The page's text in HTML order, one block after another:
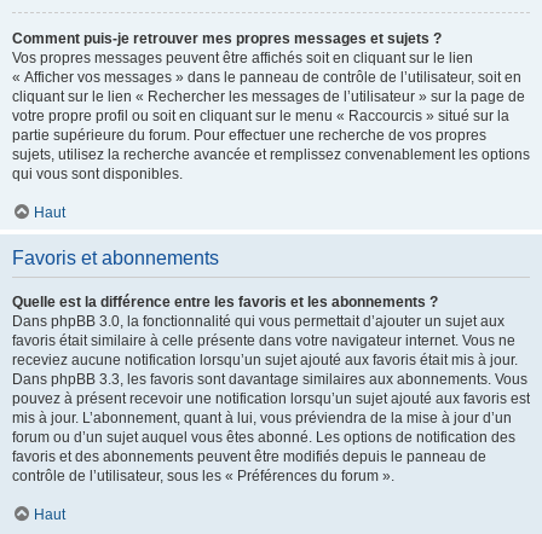
Comment puis-je retrouver mes propres messages et sujets ?
Vos propres messages peuvent être affichés soit en cliquant sur le lien
« Afficher vos messages » dans le panneau de contrôle de l’utilisateur, soit en
cliquant sur le lien « Rechercher les messages de l’utilisateur » sur la page de
votre propre profil ou soit en cliquant sur le menu « Raccourcis » situé sur la
partie supérieure du forum. Pour effectuer une recherche de vos propres
sujets, utilisez la recherche avancée et remplissez convenablement les options
qui vous sont disponibles.
Haut
Favoris et abonnements
Quelle est la différence entre les favoris et les abonnements ?
Dans phpBB 3.0, la fonctionnalité qui vous permettait d’ajouter un sujet aux
favoris était similaire à celle présente dans votre navigateur internet. Vous ne
receviez aucune notification lorsqu’un sujet ajouté aux favoris était mis à jour.
Dans phpBB 3.3, les favoris sont davantage similaires aux abonnements. Vous
pouvez à présent recevoir une notification lorsqu’un sujet ajouté aux favoris est
mis à jour. L’abonnement, quant à lui, vous préviendra de la mise à jour d’un
forum ou d’un sujet auquel vous êtes abonné. Les options de notification des
favoris et des abonnements peuvent être modifiés depuis le panneau de
contrôle de l’utilisateur, sous les « Préférences du forum ».
Haut